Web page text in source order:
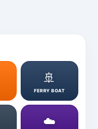
🚢
FERRY BOAT
☁️